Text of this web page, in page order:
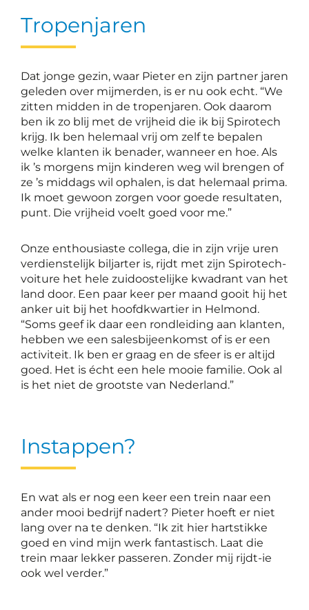
Tropenjaren
Dat jonge gezin, waar Pieter en zijn partner jaren
geleden over mijmerden, is er nu ook echt. “We
zitten midden in de tropenjaren. Ook daarom
ben ik zo blij met de vrijheid die ik bij Spirotech
krijg. Ik ben helemaal vrij om zelf te bepalen
welke klanten ik benader, wanneer en hoe. Als
ik ’s morgens mijn kinderen weg wil brengen of
ze ’s middags wil ophalen, is dat helemaal prima.
Ik moet gewoon zorgen voor goede resultaten,
punt. Die vrijheid voelt goed voor me.”
Onze enthousiaste collega, die in zijn vrije uren
verdienstelijk biljarter is, rijdt met zijn Spirotech-
voiture het hele zuidoostelijke kwadrant van het
land door. Een paar keer per maand gooit hij het
anker uit bij het hoofdkwartier in Helmond.
“Soms geef ik daar een rondleiding aan klanten,
hebben we een salesbijeenkomst of is er een
activiteit. Ik ben er graag en de sfeer is er altijd
goed. Het is écht een hele mooie familie. Ook al
is het niet de grootste van Nederland.”
Instappen?
En wat als er nog een keer een trein naar een
ander mooi bedrijf nadert? Pieter hoeft er niet
lang over na te denken. “Ik zit hier hartstikke
goed en vind mijn werk fantastisch. Laat die
trein maar lekker passeren. Zonder mij rijdt-ie
ook wel verder.”